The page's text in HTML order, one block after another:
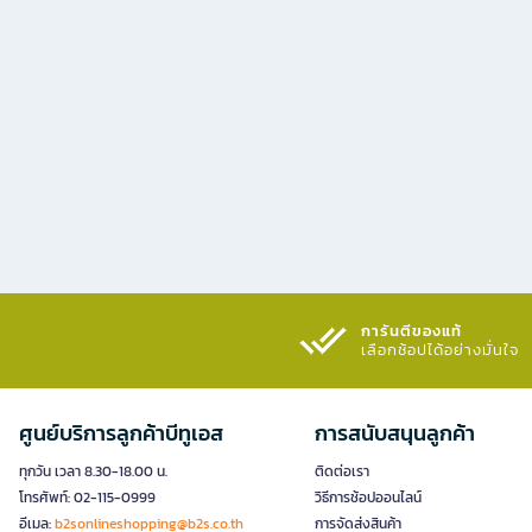
การันตีของแท้
เลือกช้อปได้อย่างมั่นใจ​
ศูนย์บริการลูกค้าบีทูเอส
ทุกวัน เวลา 8.30-18.00 น.
โทรศัพท์: 02-115-0999
อีเมล:b2sonlineshopping@b2s.co.th
การสนับสนุนลูกค้า
ติดต่อเรา
วิธีการช้อปออนไลน์
การจัดส่งสินค้า